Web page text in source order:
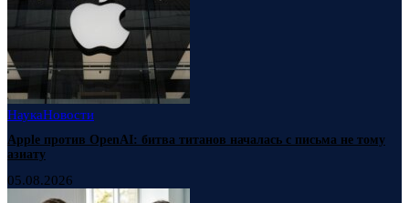
НаукаНовости
Apple против OpenAI: битва титанов началась с письма не тому
азиату
05.08.2026